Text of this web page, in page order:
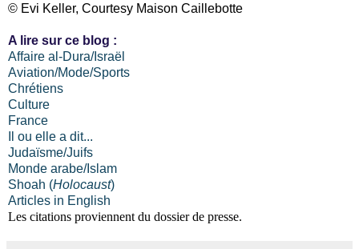
© Evi Keller, Courtesy Maison Caillebotte
A lire sur ce blog :
Affaire al-Dura/Israël
Aviation/Mode/Sports
Chrétiens
Culture
France
Il ou elle a dit...
Judaïsme/Juifs
Monde arabe/Islam
Shoah (Holocaust)
Articles in English
Les citations proviennent du dossier de presse.